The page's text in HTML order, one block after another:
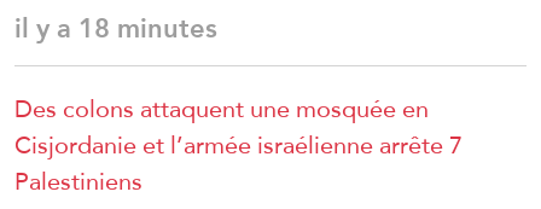
il y a 18 minutes
Des colons attaquent une mosquée en
Cisjordanie et l’armée israélienne arrête 7
Palestiniens